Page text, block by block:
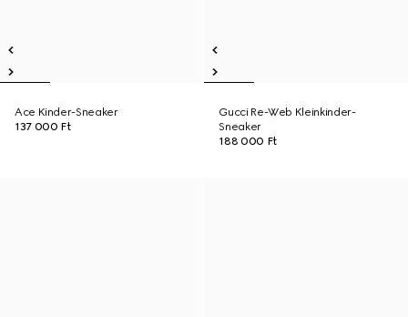
Ace Kinder-Sneaker
137 000 Ft
Gucci Re-Web Kleinkinder-
Sneaker
188 000 Ft